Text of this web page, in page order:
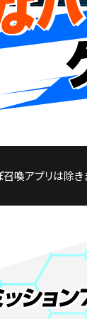
喚アプリは除き